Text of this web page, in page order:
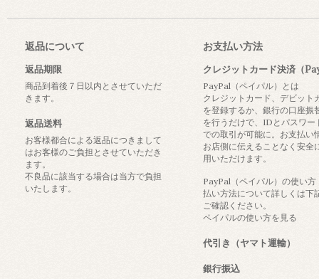
返品について
返品期限
商品到着後７日以内とさせていただ
きます。
返品送料
お客様都合による返品につきまして
はお客様のご負担とさせていただき
ます。
不良品に該当する場合は当方で負担
いたします。
お支払い方法
クレジットカード決済（
PayPal（ペイパル）とは
クレジットカード、デビット
を登録するか、銀行の口座振
を行うだけで、IDとパスワー
での取引が可能に。お支払い
お店側に伝えることなく安全
用いただけます。
PayPal（ペイパル）の使い方
払い方法について詳しくは下
ご確認ください。
ペイパルの使い方を見る
代引き（ヤマト運輸）
銀行振込